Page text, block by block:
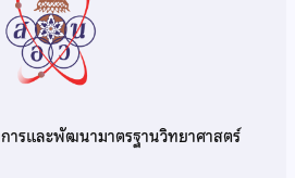
ารและพัฒนามาตรฐานวิทยาศาสตร์